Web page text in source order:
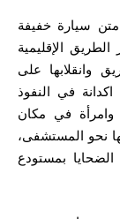
متن سيارة خفيفة
الإقليمية
وانقلابها على
في النفوذ
في مكان
نحو المستشفى،
بمستودع